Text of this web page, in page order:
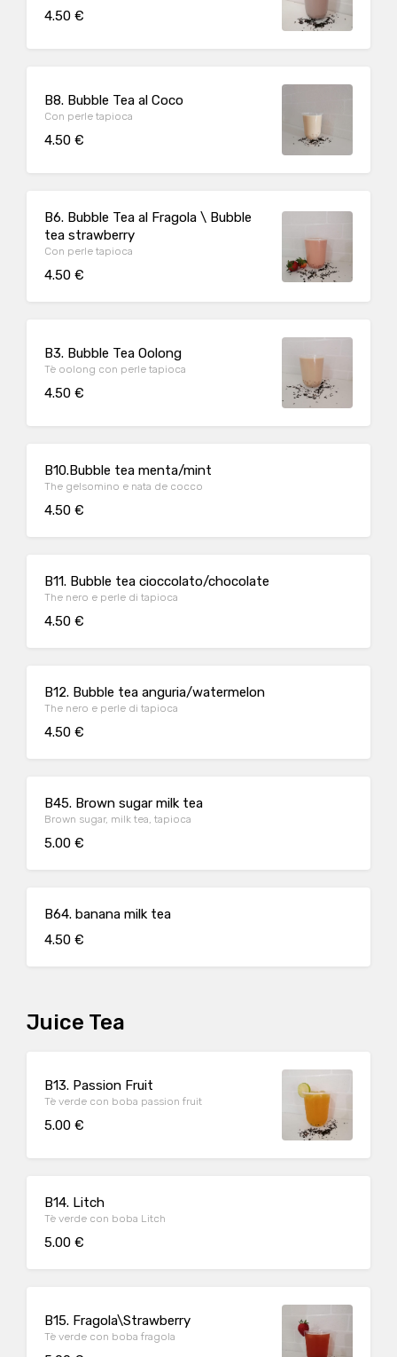
4.50 €
B8. Bubble Tea al Coco
Con perle tapioca
4.50 €
B6. Bubble Tea al Fragola \ Bubble
tea strawberry
Con perle tapioca
4.50 €
B3. Bubble Tea Oolong
Tè oolong con perle tapioca
4.50 €
B10.Bubble tea menta/mint
The gelsomino e nata de cocco
4.50 €
B11. Bubble tea cioccolato/chocolate
The nero e perle di tapioca
4.50 €
B12. Bubble tea anguria/watermelon
The nero e perle di tapioca
4.50 €
B45. Brown sugar milk tea
Brown sugar, milk tea, tapioca
5.00 €
B64. banana milk tea
4.50 €
Juice Tea
B13. Passion Fruit
Tè verde con boba passion fruit
5.00 €
B14. Litch
Tè verde con boba Litch
5.00 €
B15. Fragola\Strawberry
Tè verde con boba fragola